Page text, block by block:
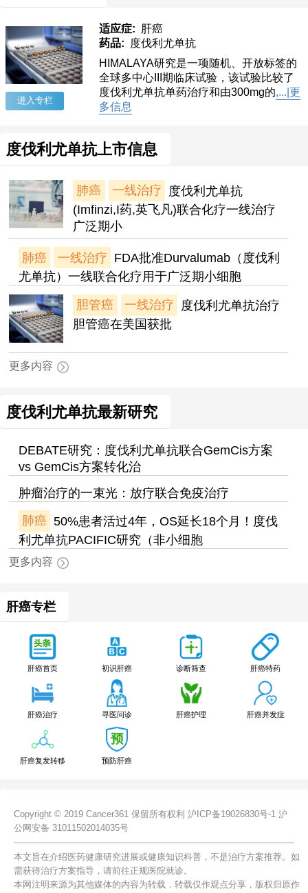
进入专栏
适应症:
肝癌
药品:
度伐利尤单抗
HIMALAYA研究是一项随机、开放标签的
全球多中心III期临床试验，该试验比较了
度伐利尤单抗单药治疗和由300mg的,...|更
多信息
度伐利尤单抗上市信息
肺癌 一线治疗
度伐利尤单抗
(Imfinzi,I药,英飞凡)联合化疗一线治疗
广泛期小
肺癌 一线治疗 FDA批准Durvalumab（度伐利
尤单抗）一线联合化疗用于广泛期小细胞
胆管癌 一线治疗
度伐利尤单抗治疗
胆管癌在美国获批
更多内容
度伐利尤单抗最新研究
DEBATE研究：度伐利尤单抗联合GemCis方案
vs GemCis方案转化治
肿瘤治疗的一束光：放疗联合免疫治疗
肺癌 50%患者活过4年，OS延长18个月！度伐
利尤单抗PACIFIC研究（非小细胞
更多内容
肝癌专栏
肝癌首页 初识肝癌 诊断筛查 肝癌特药
肝癌治疗 寻医问诊 肝癌护理 肝癌并发症
肝癌复发转移 预防肝癌
Copyright © 2019 Cancer361 保留所有权利 沪ICP备19026830号-1 沪
公网安备 31011502014035号
本文旨在介绍医药健康研究进展或健康知识科普，不是治疗方案推荐。如
需获得治疗方案指导，请前往正规医院就诊。
本网注明来源为其他媒体的内容为转载，转载仅作观点分享，版权归原作